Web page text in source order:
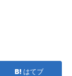
はてブ